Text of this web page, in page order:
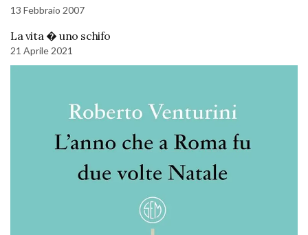
13 Febbraio 2007
La vita � uno schifo
21 Aprile 2021